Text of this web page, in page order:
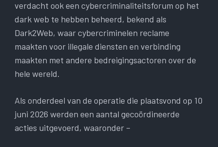
verdacht ook een cybercriminaliteitsforum op het
dark web te hebben beheerd, bekend als
Dark2Web, waar cybercriminelen reclame
maakten voor illegale diensten en verbinding
maakten met andere bedreigingsactoren over de
hele wereld.
Als onderdeel van de operatie die plaatsvond op 10
juni 2026 werden een aantal gecoördineerde
acties uitgevoerd, waaronder –